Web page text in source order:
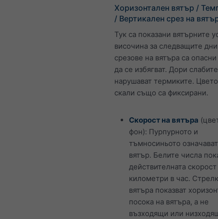
Хоризонтален вятър /
/ Вертикален срез на
Тук са показани вятърните
височина за следващите
срезове на вятъра са
да се избягват. Дори
нарушават термиките.
скали също са фиксирани.
Скорост на вятъра
фон): Пурпурното и
тъмносиньото
вятър. Белите числа
действителната скорост
километри в час.
вятъра показват
посока на вятъра, а не
възходящи или